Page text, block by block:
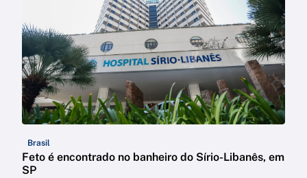
Brasil
Feto é encontrado no banheiro do Sírio-Libanês, em
SP